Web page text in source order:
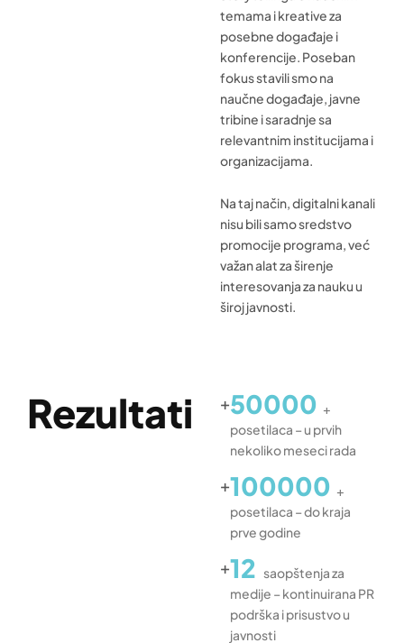
temama i kreative za
posebne događaje i
konferencije. Poseban
fokus stavili smo na
naučne događaje, javne
tribine i saradnje sa
relevantnim institucijama i
organizacijama.
Na taj način, digitalni kanali
nisu bili samo sredstvo
promocije programa, već
važan alat za širenje
interesovanja za nauku u
široj javnosti.
Rezultati +50000 +
posetilaca – u prvih
nekoliko meseci rada
+100000 +
posetilaca – do kraja
prve godine
+12 saopštenja za
medije – kontinuirana PR
podrška i prisustvo u
javnosti